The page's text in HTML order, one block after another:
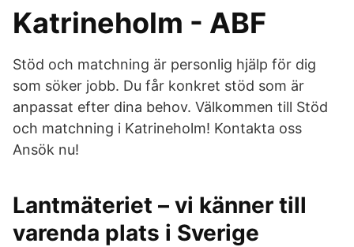
Katrineholm - ABF
Stöd och matchning är personlig hjälp för dig
som söker jobb. Du får konkret stöd som är
anpassat efter dina behov. Välkommen till Stöd
och matchning i Katrineholm! Kontakta oss
Ansök nu!
Lantmäteriet – vi känner till
varenda plats i Sverige